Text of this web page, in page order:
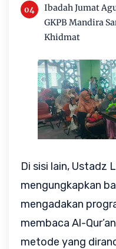
Ibadah Jumat
GKPB Mandira
Khidmat
Di sisi lain, Ustadz
mengungkapkan
mengadakan
membaca Al-
metode yang